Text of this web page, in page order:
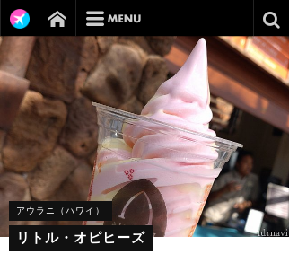
アウラニ（ハワイ）
リトル・オピヒーズ